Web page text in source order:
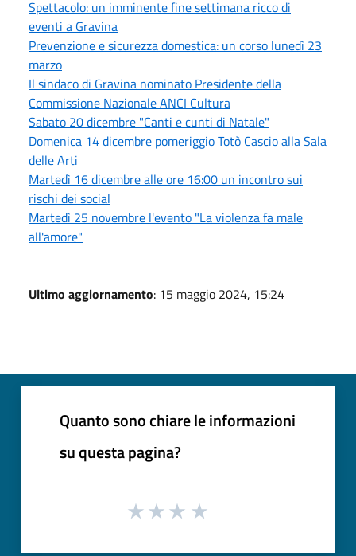
Spettacolo: un imminente fine settimana ricco di
eventi a Gravina
Prevenzione e sicurezza domestica: un corso lunedì 23
marzo
Il sindaco di Gravina nominato Presidente della
Commissione Nazionale ANCI Cultura
Sabato 20 dicembre "Canti e cunti di Natale"
Domenica 14 dicembre pomeriggio Totò Cascio alla Sala
delle Arti
Martedì 16 dicembre alle ore 16:00 un incontro sui
rischi dei social
Martedì 25 novembre l'evento "La violenza fa male
all'amore"
Ultimo aggiornamento: 15 maggio 2024, 15:24
Quanto sono chiare le informazioni
su questa pagina?